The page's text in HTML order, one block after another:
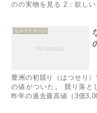
のの実物を見る 2：欲し
セルフイメージ
豊洲の初競り（はつせり
の値がついた。 競り落と
昨年の過去最高値（3億